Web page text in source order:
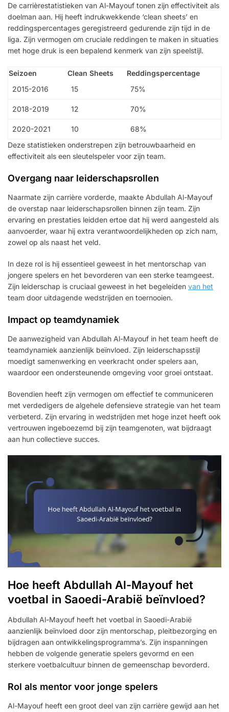
De carrièrestatistieken van Al-Mayouf tonen zijn effectiviteit als
doelman aan. Hij heeft indrukwekkende ‘clean sheets’ en
reddingspercentages geregistreerd gedurende zijn tijd in de
liga. Zijn vermogen om cruciale reddingen te maken in situaties
met hoge druk is een bepalend kenmerk van zijn speelstijl.
Seizoen Clean Sheets
Reddingspercentage
2015-2016
15 75%
2018-2019 12 70%
2020-2021 10
68%
Deze statistieken onderstrepen zijn betrouwbaarheid en
effectiviteit als een sleutelspeler voor zijn team.
Overgang naar leiderschapsrollen
Naarmate zijn carrière vorderde, maakte Abdullah Al-Mayouf
de overstap naar leiderschapsrollen binnen zijn team. Zijn
ervaring en prestaties leidden ertoe dat hij werd aangesteld als
aanvoerder, waar hij extra verantwoordelijkheden op zich nam,
zowel op als naast het veld.
In deze rol is hij essentieel geweest in het mentorschap van
jongere spelers en het bevorderen van een sterke teamgeest.
Zijn leiderschap is cruciaal geweest in het begeleiden van het
team door uitdagende wedstrijden en toernooien.
Impact op teamdynamiek
De aanwezigheid van Abdullah Al-Mayouf in het team heeft de
teamdynamiek aanzienlijk beïnvloed. Zijn leiderschapsstijl
moedigt samenwerking en veerkracht onder spelers aan,
waardoor een ondersteunende omgeving voor groei ontstaat.
Bovendien heeft zijn vermogen om effectief te communiceren
met verdedigers de algehele defensieve strategie van het team
verbeterd. Zijn ervaring in wedstrijden met hoge inzet heeft ook
vertrouwen ingeboezemd bij zijn teamgenoten, wat bijdraagt
aan hun collectieve succes.
Hoe heeft Abdullah Al-Mayouf het
voetbal in Saoedi-Arabië beïnvloed?
Abdullah Al-Mayouf heeft het voetbal in Saoedi-Arabië
aanzienlijk beïnvloed door zijn mentorschap, pleitbezorging en
bijdragen aan ontwikkelingsprogramma’s. Zijn inspanningen
hebben de volgende generatie spelers gevormd en een
sterkere voetbalcultuur binnen de gemeenschap bevorderd.
Rol als mentor voor jonge spelers
Al-Mayouf heeft een groot deel van zijn carrière gewijd aan het